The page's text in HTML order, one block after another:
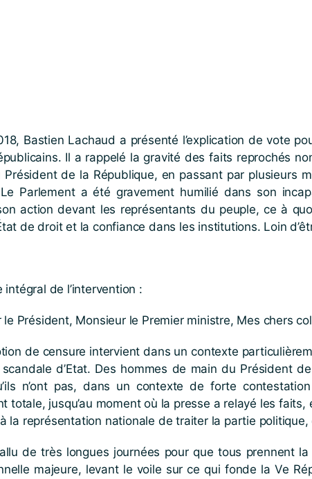
Bastien Lachaud a présenté l’explication de vote
Il a rappelé la gravité des faits reprochés
Président de la République, en passant par
Parlement a été gravement humilié dans son
action devant les représentants du peuple, ce à
de droit et la confiance dans les institutions. Loin
intégral de l’intervention :
le Président, Monsieur le Premier ministre, Mes chers
de censure intervient dans un contexte
d’Etat. Des hommes de main du Président
n’ont pas, dans un contexte de forte
totale, jusqu’au moment où la presse a relayé les
la représentation nationale de traiter la partie
de très longues journées pour que tous prennent
majeure, levant le voile sur ce qui fonde la Ve